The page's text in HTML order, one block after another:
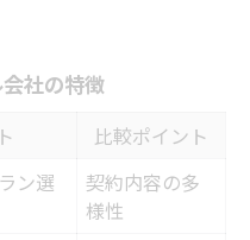
社の特徴
比較ポイント
ン選
契約内容の多
様性